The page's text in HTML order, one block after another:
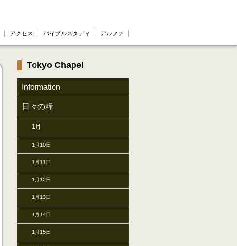
アクセス バイブルスタディ アルファ
Tokyo Chapel
Information
日々の糧
1月
1月10日
1月11日
1月12日
1月13日
1月14日
1月15日